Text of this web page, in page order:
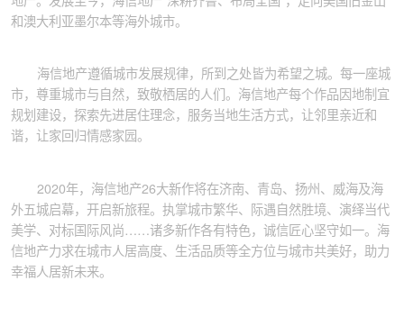
和澳大利亚墨尔本等海外城市。
海信地产遵循城市发展规律，所到之处皆为希望之城。每一座城
市，尊重城市与自然，致敬栖居的人们。海信地产每个作品因地制宜
规划建设，探索先进居住理念，服务当地生活方式，让邻里亲近和
谐，让家回归情感家园。
2020年，海信地产26大新作将在济南、青岛、扬州、威海及海
外五城启幕，开启新旅程。执掌城市繁华、际遇自然胜境、演绎当代
美学、对标国际风尚……诸多新作各有特色，诚信匠心坚守如一。海
信地产力求在城市人居高度、生活品质等全方位与城市共美好，助力
幸福人居新未来。